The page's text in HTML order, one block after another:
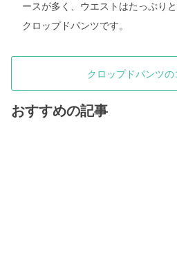
ースが多く、ウエストはたっぷり
クロップドパンツです。
クロップドパンツ
おすすめの記事